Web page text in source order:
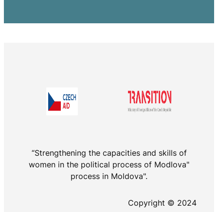
“Strengthening the capacities and skills of
women in the political process of Modlova"
process in Moldova".
Copyright © 2024